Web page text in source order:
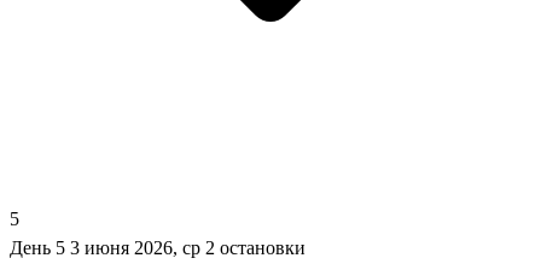
5
День 5 3 июня 2026, ср 2 остановки